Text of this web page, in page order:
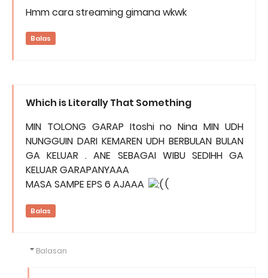
Hmm cara streaming gimana wkwk
Balas
Which is Literally That Something
MIN TOLONG GARAP Itoshi no Nina MIN UDH
NUNGGUIN DARI KEMAREN UDH BERBULAN BULAN
GA KELUAR . ANE SEBAGAI WIBU SEDIHH GA
KELUAR GARAPANYAAA
MASA SAMPE EPS 6 AJAAA
(
Balas
Balasan